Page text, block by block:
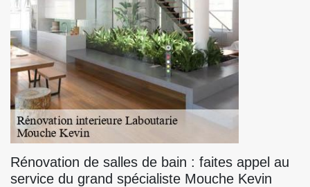
Rénovation de salles de bain : faites appel au
service du grand spécialiste Mouche Kevin